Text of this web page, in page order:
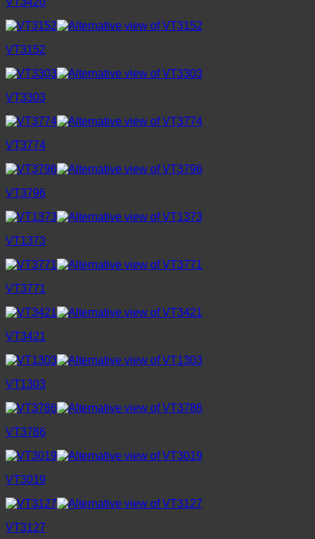
VT3152
VT3303
VT3774
VT3796
VT1373
VT3771
VT3421
VT1303
VT3786
VT3019
VT3127